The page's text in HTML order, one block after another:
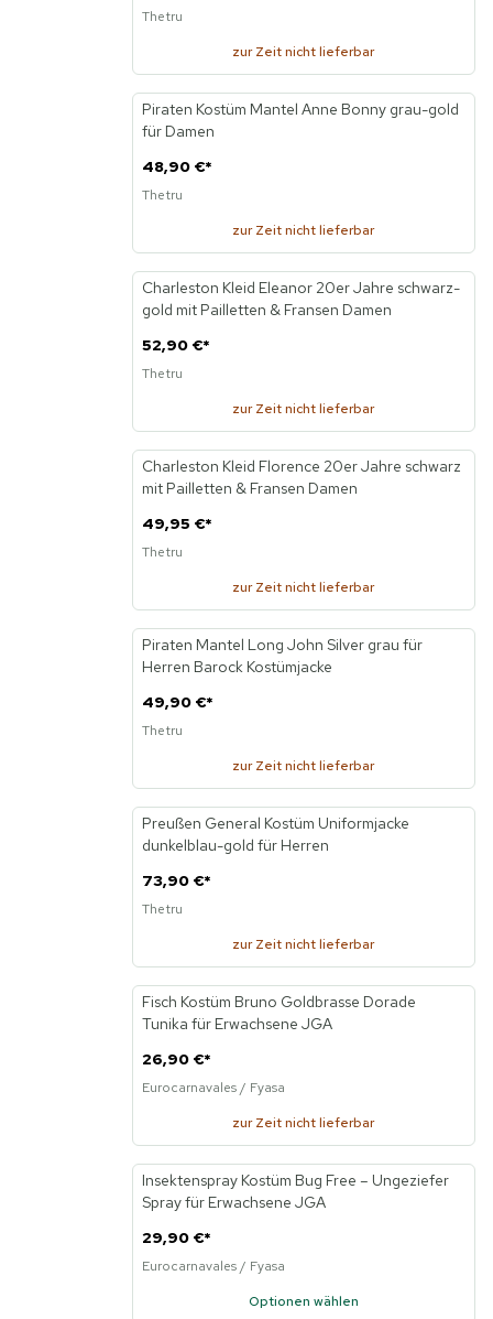
Thetru
zur Zeit nicht lieferbar
Neu
Piraten Kostüm Mantel Anne Bonny grau-gold
für Damen
48,90 €*
Thetru
zur Zeit nicht lieferbar
Neu
KI
Charleston Kleid Eleanor 20er Jahre schwarz-
gold mit Pailletten & Fransen Damen
52,90 €*
Thetru
zur Zeit nicht lieferbar
Neu
KI
Charleston Kleid Florence 20er Jahre schwarz
mit Pailletten & Fransen Damen
49,95 €*
Thetru
zur Zeit nicht lieferbar
Neu
Piraten Mantel Long John Silver grau für
Herren Barock Kostümjacke
49,90 €*
Thetru
zur Zeit nicht lieferbar
Neu
KI
Preußen General Kostüm Uniformjacke
dunkelblau-gold für Herren
73,90 €*
Thetru
zur Zeit nicht lieferbar
Neu
Fisch Kostüm Bruno Goldbrasse Dorade
Tunika für Erwachsene JGA
26,90 €*
Eurocarnavales / Fyasa
zur Zeit nicht lieferbar
Neu
Insektenspray Kostüm Bug Free – Ungeziefer
Spray für Erwachsene JGA
29,90 €*
Eurocarnavales / Fyasa
Optionen wählen